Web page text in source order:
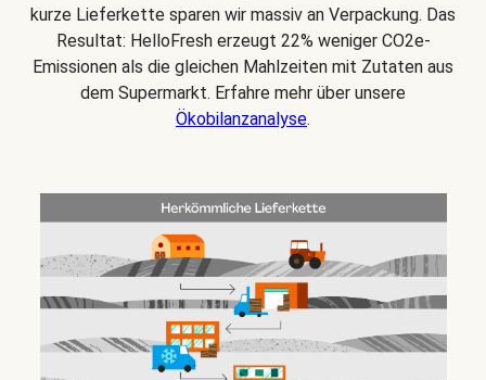
kurze Lieferkette sparen wir massiv an Verpackung. Das
Resultat: HelloFresh erzeugt 22% weniger CO2e-
Emissionen als die gleichen Mahlzeiten mit Zutaten aus
dem Supermarkt. Erfahre mehr über unsere
Ökobilanzanalyse.